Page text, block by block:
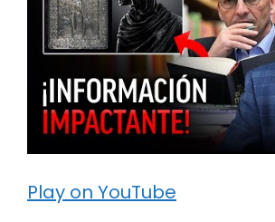
Play on YouTube